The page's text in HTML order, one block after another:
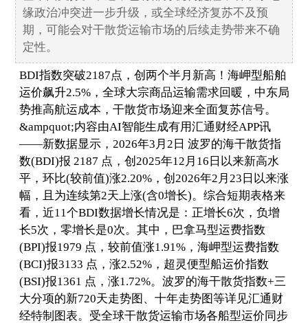
缘政治冲突进一步升级，或全球经济复苏不及预
期，可能会对干散货运输市场的后续走势带来不确
定性。
BDI指数突破2187点，创两个半月新高！海岬型船舶
运价飙升2.5%，全球大宗商品运输需求回暖，中东局
势推高航运成本，干散货市场迎来全面复苏信号。
&ampquot;内容由AI智能生成有用汇通财经APP讯
——新数据显示，2026年3月2日 波罗的海干散货指
数(BDI)报 2187 点，创2025年12月16日以来新高水
平，环比(较前值)涨2.20%，创2026年2月23日以来涨
幅，且为连续第2天上涨(含0增长)。综合短期表格来
看，近11个BDI数据增长情况是：正增长6次，负增
长5次，零增长是0次。其中，巴拿马型运费指数
(BPI)报1979 点，较前值涨1.91%，海岬型运费指数
(BCI)报3133 点，涨2.52%，超灵便型船运价指数
(BSI)报1361 点，涨1.72%。波罗的海干散货指数+三
大分项的新720天走势图、十年走势图等详见汇通财
经特制图表。受全球干散货运输市场各船型运价同步